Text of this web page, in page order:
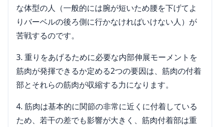
な体型の人（一般的には腕が短いため腰を下げてよ
りバーベルの後ろ側に行かなければいけない人）が
苦戦するのです。
重りをあげるために必要な内部伸展モーメントを
筋肉が発揮できるか定める2つの要因は、筋肉の付着
部とそれらの筋肉が収縮する力になります。
筋肉は基本的に関節の非常に近くに付着している
ため、若干の差でも影響が大きく、筋肉付着部は重